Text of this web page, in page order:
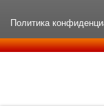
Политика